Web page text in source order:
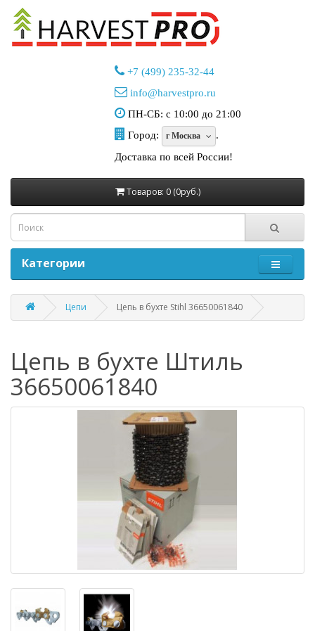
+7 (499) 235-32-44
info@harvestpro.ru
ПН-СБ: с 10:00 до 21:00
Город:
г Москва
.
Доставка по всей России!
Товаров: 0 (0руб.)
Категории
Цепи Цепь в бухте Stihl 36650061840
Цепь в бухте Штиль
36650061840